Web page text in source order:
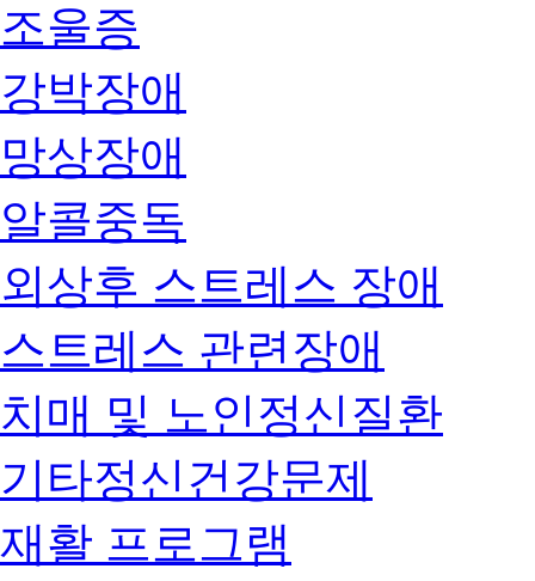
조울증
강박장애
망상장애
알콜중독
외상후 스트레스 장애
스트레스 관련장애
치매 및 노인정신질환
기타정신건강문제
재활 프로그램